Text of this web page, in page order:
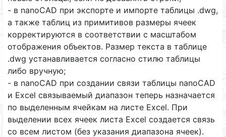
- в nanoCAD при экспорте и импорте таблицы .dwg,
а также таблиц из примитивов размеры ячеек
корректируются в соответствии с масштабом
отображения объектов. Размер текста в таблице
.dwg устанавливается согласно стилю таблицы
либо вручную;
- в nanoCAD при создании связи таблицы nanoCAD
и Excel связываемый диапазон теперь назначается
по выделенным ячейкам на листе Excel. При
выделении всех ячеек листа Excel создается связь
со всем листом (без указания диапазона ячеек).